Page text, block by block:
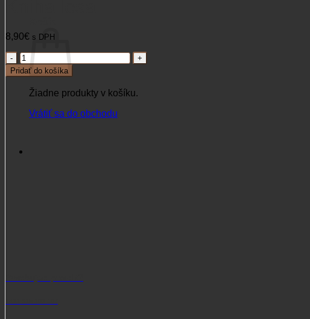
Žiadne produkty v košíku.
Vrátiť sa do obchodu
8,90€ s DPH
množstvo
Kniha
lesa
Pridať do košíka